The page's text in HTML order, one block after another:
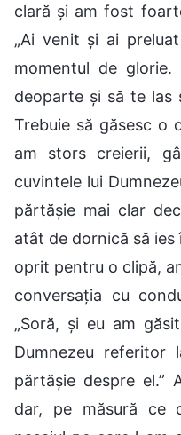
clară și am fost
„Ai venit și ai
momentul de
deoparte și să te las
Trebuie să găsesc o
am stors creierii,
cuvintele lui
părtășie mai clar
atât de dornică să
oprit pentru o clipă,
conversația cu
„Soră, și eu am
Dumnezeu
părtășie despre el.”
dar, pe măsură ce